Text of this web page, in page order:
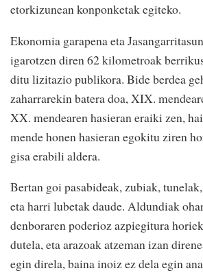
etorkizunean konponketak egiteko.
Ekonomia garapena eta
igarotzen diren 62 kilometroak
ditu lizitazio publikora. Bide berdea
zaharrarekin batera doa, XIX.
XX. mendearen hasieran eraiki zen,
mende honen hasieran egokitu ziren
gisa erabili aldera.
Bertan goi pasabideak, zubiak,
eta harri lubetak daude. Aldundiak
denboraren poderioz azpiegitura
dutela, eta arazoak atzeman izan
egin direla, baina inoiz ez dela egin